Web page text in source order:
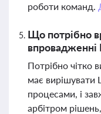
роботи команд.
Що потрібно
впровадженні
Потрібно чітко
має вирішувати
процесами, і
арбітром